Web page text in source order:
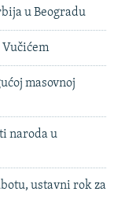
u Beogradu
Vučićem
masovnoj
naroda u
ustavni rok za